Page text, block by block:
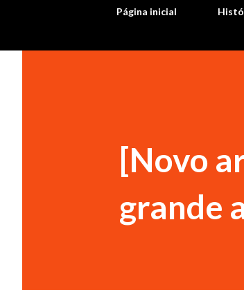
Página inicial
[Novo
grande